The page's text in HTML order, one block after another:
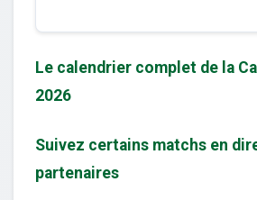
Le calendrier complet de la
2026
Suivez certains matchs en
partenaires